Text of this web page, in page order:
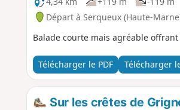
Départ à Serqueux (Haute-
Balade courte mais agréable
Télécharger le PDF Télécharger
Sur les crêtes de